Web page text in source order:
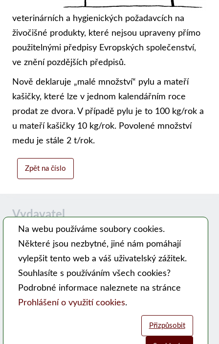
veterinárních a hygienických požadavcích na
živočišné produkty, které nejsou upraveny přímo
použitelnými předpisy Evropských společenství,
ve znění pozdějších předpisů.
Nově deklaruje „malé množství“ pylu a mateří
kašičky, které lze v jednom kalendářním roce
prodat ze dvora. V případě pylu je to 100 kg/rok a
u mateří kašičky 10 kg/rok. Povolené množství
medu je stále 2 t/rok.
Zpět na číslo
Vydavatel
Časopis MODERNÍ VČELAŘ vydává PSNV-CZ:
Pracovní společnost nástavkových včelařů CZ, z. s.
Hlavní 99, 753 56 Opatovice
Kontakty
Na webu používáme soubory cookies.
Některé jsou nezbytné, jiné nám pomáhají
vylepšit tento web a váš uživatelský zážitek.
Souhlasíte s používáním všech cookies?
Podrobné informace naleznete na stránce
Prohlášení o využití cookies.
Přizpůsobit